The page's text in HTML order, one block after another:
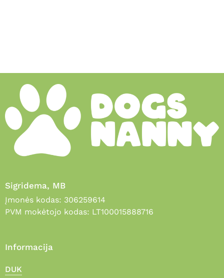
Sigridema, MB
Įmonės kodas: 306259614
PVM mokėtojo kodas: LT100015888716
Informacija
DUK